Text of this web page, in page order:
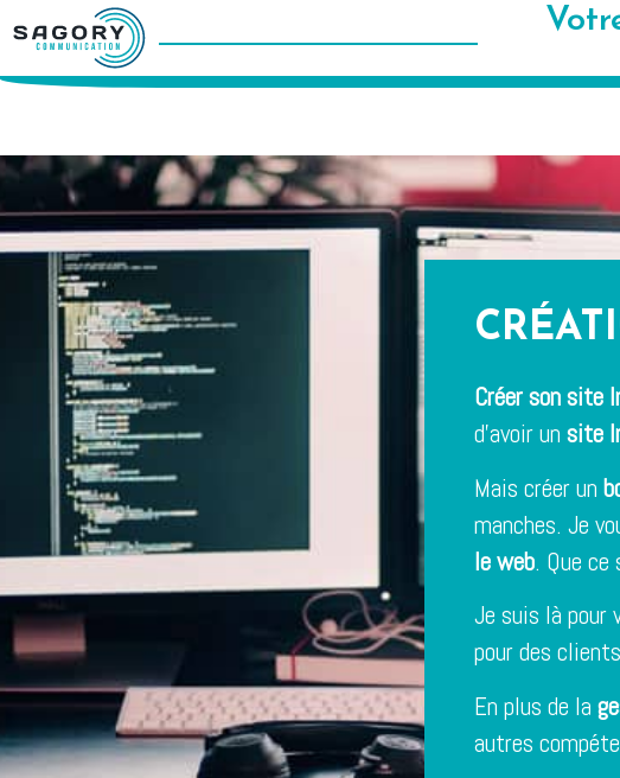
Créer son site
d’avoir un site
Mais créer un
manches. Je
le web. Que ce
Je suis là pour
pour des
En plus de la
autres